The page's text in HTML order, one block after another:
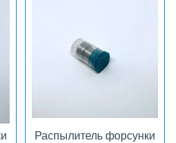
Распылитель форсунки